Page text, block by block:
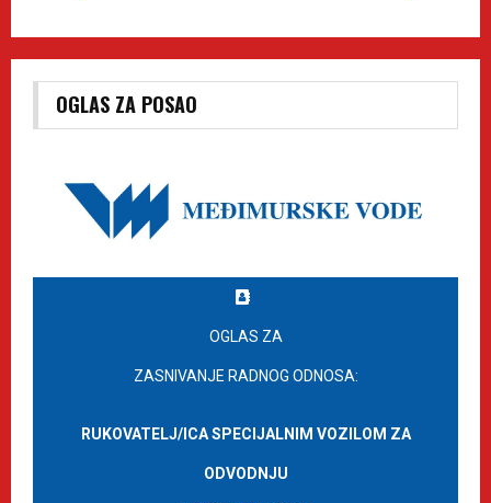
OGLAS ZA POSAO
OGLAS ZA
ZASNIVANJE RADNOG ODNOSA:
RUKOVATELJ/ICA SPECIJALNIM VOZILOM ZA
ODVODNJU